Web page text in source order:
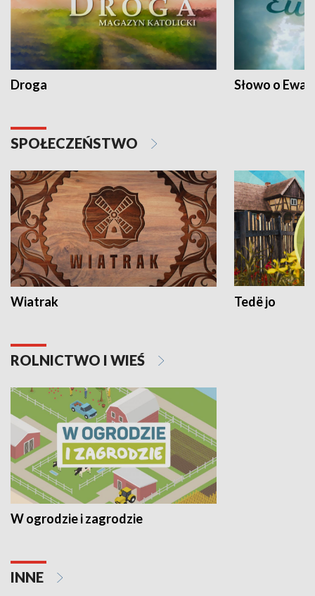
Droga Słowo o
SPOŁECZEŃSTWO
Wiatrak Tedë jo
ROLNICTWO I WIEŚ
W ogrodzie i zagrodzie
INNE